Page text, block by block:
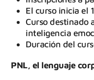
El curso inicia el
Curso destinado
inteligencia
Duración del
PNL, el lenguaje